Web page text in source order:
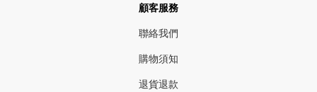
顧客服務
聯絡我們
購物須知
退貨退款